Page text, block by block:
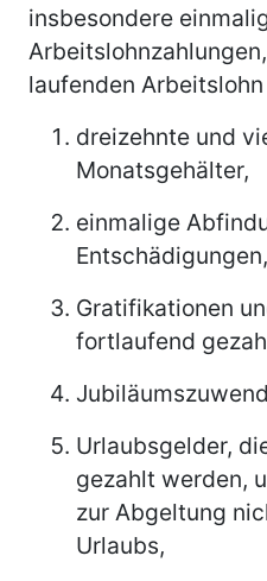
insbesondere
laufenden
dreizehnte und
Monatsgehälter,
einmalige
Entschädigungen,
Gratifikationen
fortlaufend
Urlaubsgelder,
gezahlt werden,
zur Abgeltung
Urlaubs,